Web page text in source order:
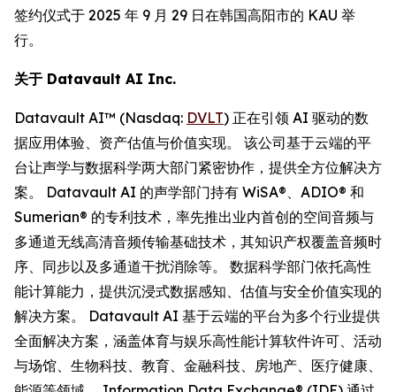
签约仪式于 2025 年 9 月 29 日在韩国高阳市的 KAU 举
行。
关于 Datavault AI Inc.
Datavault AI™ (Nasdaq: DVLT) 正在引领 AI 驱动的数
据应用体验、资产估值与价值实现。 该公司基于云端的平
台让声学与数据科学两大部门紧密协作，提供全方位解决方
案。 Datavault AI 的声学部门持有 WiSA®、ADIO® 和
Sumerian® 的专利技术，率先推出业内首创的空间音频与
多通道无线高清音频传输基础技术，其知识产权覆盖音频时
序、同步以及多通道干扰消除等。 数据科学部门依托高性
能计算能力，提供沉浸式数据感知、估值与安全价值实现的
解决方案。 Datavault AI 基于云端的平台为多个行业提供
全面解决方案，涵盖体育与娱乐高性能计算软件许可、活动
与场馆、生物科技、教育、金融科技、房地产、医疗健康、